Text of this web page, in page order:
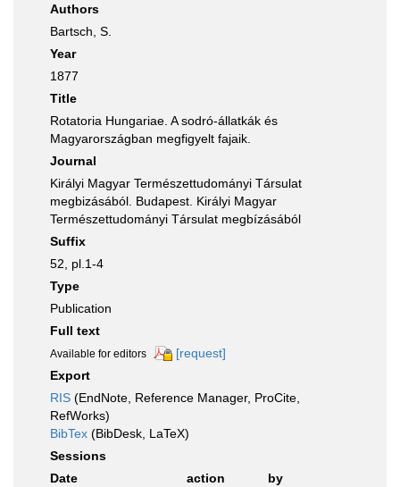
Authors
Bartsch, S.
Year
1877
Title
Rotatoria Hungariae. A sodró-állatkák és
Magyarországban megfigyelt fajaik.
Journal
Királyi Magyar Természettudományi Társulat
megbizásából. Budapest. Királyi Magyar
Természettudományi Társulat megbízásából
Suffix
52, pl.1-4
Type
Publication
Full text
Available for editors
[request]
Export
RIS (EndNote, Reference Manager, ProCite,
RefWorks)
BibTex (BibDesk, LaTeX)
Sessions
Date
action
by